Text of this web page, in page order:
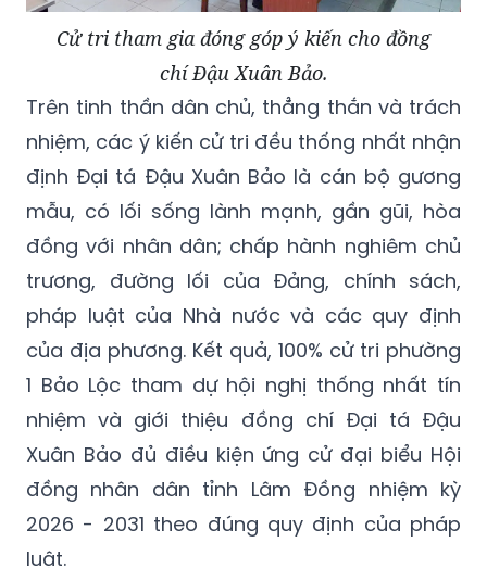
Cử tri tham gia đóng góp ý kiến cho đồng
chí Đậu Xuân Bảo.
Trên tinh thần dân chủ, thẳng thắn và trách
nhiệm, các ý kiến cử tri đều thống nhất nhận
định Đại tá Đậu Xuân Bảo là cán bộ gương
mẫu, có lối sống lành mạnh, gần gũi, hòa
đồng với nhân dân; chấp hành nghiêm chủ
trương, đường lối của Đảng, chính sách,
pháp luật của Nhà nước và các quy định
của địa phương. Kết quả, 100% cử tri phường
1 Bảo Lộc tham dự hội nghị thống nhất tín
nhiệm và giới thiệu đồng chí Đại tá Đậu
Xuân Bảo đủ điều kiện ứng cử đại biểu Hội
đồng nhân dân tỉnh Lâm Đồng nhiệm kỳ
2026 - 2031 theo đúng quy định của pháp
luật.